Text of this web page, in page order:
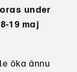
under
19 maj
öka ännu